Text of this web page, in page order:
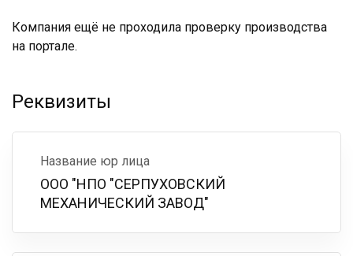
Компания ещё не проходила проверку производства
на портале.
Реквизиты
Название юр лица
ООО "НПО "СЕРПУХОВСКИЙ
МЕХАНИЧЕСКИЙ ЗАВОД"